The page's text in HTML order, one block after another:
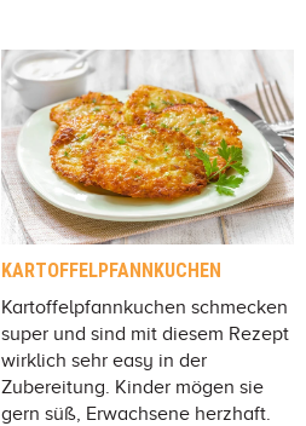
KARTOFFELPFANNKUCHEN
Kartoffelpfannkuchen schmecken
super und sind mit diesem Rezept
wirklich sehr easy in der
Zubereitung. Kinder mögen sie
gern süß, Erwachsene herzhaft.